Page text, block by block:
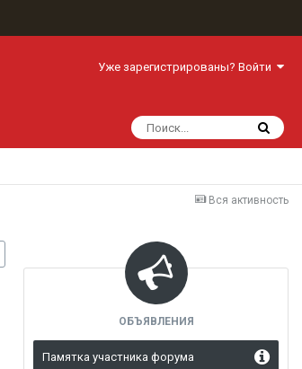
Уже зарегистрированы? Войти
Вся активность
ОБЪЯВЛЕНИЯ
Памятка участника форума